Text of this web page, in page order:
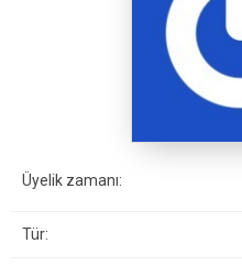
Üyelik zamanı:
Tür: